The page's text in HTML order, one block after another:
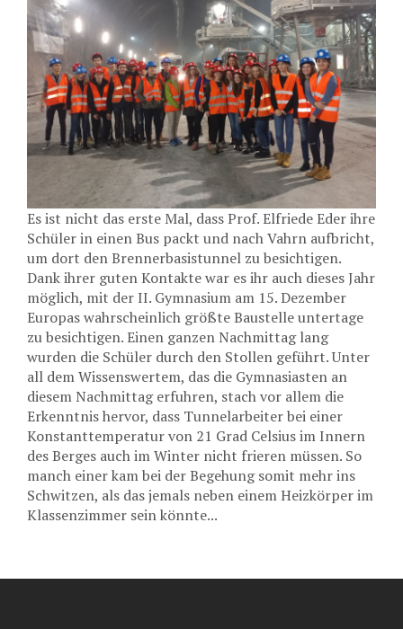
Es ist nicht das erste Mal, dass Prof. Elfriede Eder ihre
Schüler in einen Bus packt und nach Vahrn aufbricht,
um dort den Brennerbasistunnel zu besichtigen.
Dank ihrer guten Kontakte war es ihr auch dieses Jahr
möglich, mit der II. Gymnasium am 15. Dezember
Europas wahrscheinlich größte Baustelle untertage
zu besichtigen. Einen ganzen Nachmittag lang
wurden die Schüler durch den Stollen geführt. Unter
all dem Wissenswertem, das die Gymnasiasten an
diesem Nachmittag erfuhren, stach vor allem die
Erkenntnis hervor, dass Tunnelarbeiter bei einer
Konstanttemperatur von 21 Grad Celsius im Innern
des Berges auch im Winter nicht frieren müssen. So
manch einer kam bei der Begehung somit mehr ins
Schwitzen, als das jemals neben einem Heizkörper im
Klassenzimmer sein könnte...